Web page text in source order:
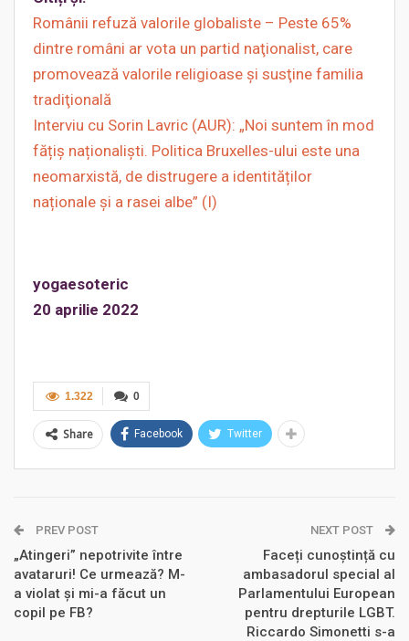
Românii refuză valorile globaliste – Peste 65%
dintre români ar vota un partid naţionalist, care
promovează valorile religioase şi susţine familia
tradiţională
Interviu cu Sorin Lavric (AUR): „Noi suntem în mod
fățiș naționaliști. Politica Bruxelles-ului este una
neomarxistă, de distrugere a identităților
naționale și a rasei albe” (I)
yogaesoteric
20 aprilie 2022
0
1.322
Share Facebook Twitter
PREV POST
„Atingeri” nepotrivite între
avataruri! Ce urmează? M-
a violat și mi-a făcut un
copil pe FB?
NEXT POST
Faceți cunoștință cu
ambasadorul special al
Parlamentului European
pentru drepturile LGBT.
Riccardo Simonetti s-a